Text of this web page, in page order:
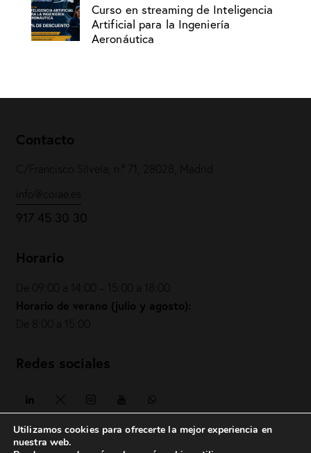
Curso en streaming de Inteligencia
Artificial para la Ingeniería
Aeronáutica
Contacto
C/Francisco Silvela, n.º 71, 28028, Madrid
info@coiae.es
917 45 30 30
Horario
De 09:00 a 14:00 – 15:00 a 18:00
Horario de verano (julio y agosto):
De 8:00 a 15:00
Redes sociales
Utilizamos cookies para ofrecerte la mejor experiencia en
nuestra web.